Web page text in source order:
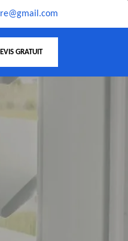
GRATUIT